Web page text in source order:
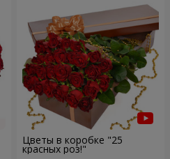
Цветы в коробке "25
красных роз!"